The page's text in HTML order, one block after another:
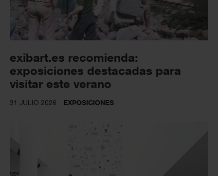
exibart.es recomienda:
exposiciones destacadas para
visitar este verano
31 JULIO 2026 EXPOSICIONES